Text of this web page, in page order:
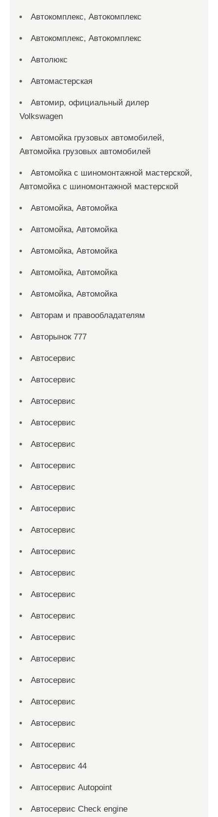
Автокомплекс, Автокомплекс
Автокомплекс, Автокомплекс
Автолюкс
Автомастерская
Автомир, официальный дилер
Volkswagen
Автомойка грузовых автомобилей,
Автомойка грузовых автомобилей
Автомойка с шиномонтажной мастерской,
Автомойка с шиномонтажной мастерской
Автомойка, Автомойка
Автомойка, Автомойка
Автомойка, Автомойка
Автомойка, Автомойка
Автомойка, Автомойка
Авторам и правообладателям
Авторынок 777
Автосервис
Автосервис
Автосервис
Автосервис
Автосервис
Автосервис
Автосервис
Автосервис
Автосервис
Автосервис
Автосервис
Автосервис
Автосервис
Автосервис
Автосервис
Автосервис
Автосервис
Автосервис
Автосервис
Автосервис 44
Автосервис Autopoint
Автосервис Check engine